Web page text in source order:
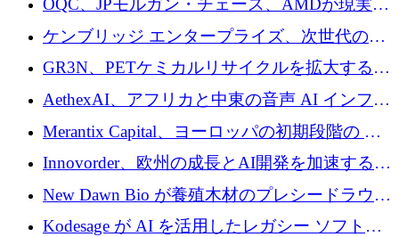
スが語る
OQC、JPモルガン・チェース、AMDが現実世
界のフィンテック・アプリケーションを探索
するためにQuantum-AIデータセンターを立ち
上げ
ケンブリッジ エンタープライズ、次世代のデ
ィープテック創設者向けにロンドンの出発点
を構築
GR3N、PETケミカルリサイクルを拡大するた
めにシリーズBで1,550万ユーロを調達
AethexAI、アフリカと中東の音声 AI インフラ
ストラクチャを構築するために 300 万ドルを
Merantix Capital、ヨーロッパの初期段階の AI
スタートアップ向けに 1 億 300 万ユーロのフ
ァンドを立ち上げる
Innovorder、欧州の成長とAI開発を加速するた
めに2,000万ユーロを確保
New Dawn Bio が養殖木材のプレシードラウン
ドで 210 万ユーロを調達
Kodesage が AI を活用したレガシー ソフトウ